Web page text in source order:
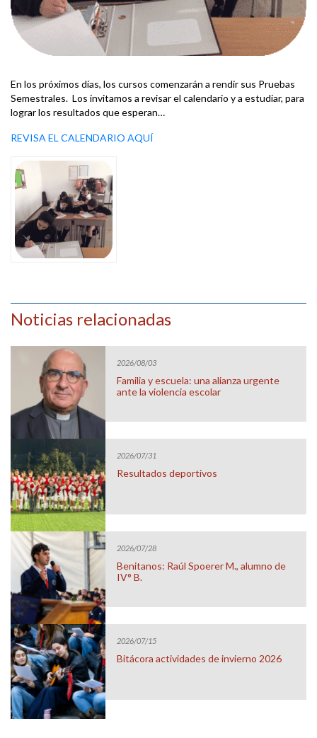
En los próximos días, los cursos comenzarán a rendir sus Pruebas
Semestrales. Los invitamos a revisar el calendario y a estudiar, para
lograr los resultados que esperan…
REVISA EL CALENDARIO AQUÍ
Noticias relacionadas
2026/08/03
Familia y escuela: una alianza urgente
ante la violencia escolar
2026/07/31
Resultados deportivos
2026/07/28
Benitanos: Raúl Spoerer M., alumno de
IV° B.
2026/07/15
Bitácora actividades de invierno 2026